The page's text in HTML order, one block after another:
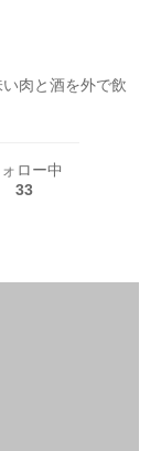
肉と酒を外で飲
ロー中
33